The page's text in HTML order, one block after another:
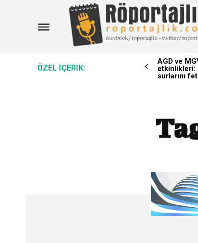
ÖZEL IÇERIK:
AGD ve
etkinlikleri:
surlarını